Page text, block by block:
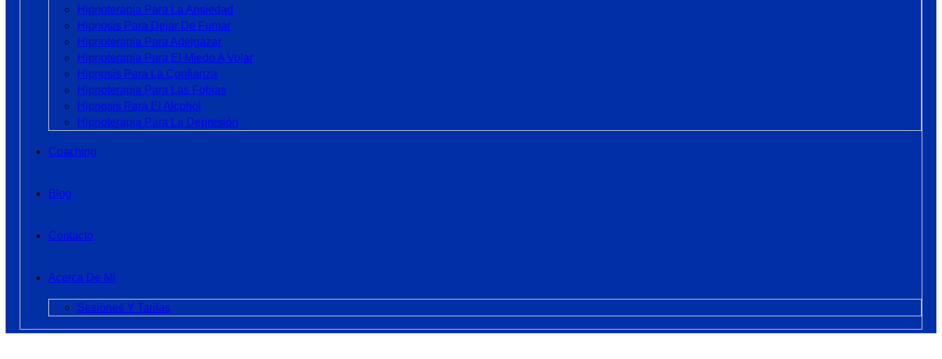
Hipnoterapia Para La Ansiedad
Hipnosis Para Dejar De Fumar
Hipnoterapia Para Adelgazar
Hipnoterapia Para El Miedo A Volar
Hipnosis Para La Confianza
Hipnoterapia Para Las Fobias
Hipnosis Para El Alcohol
Hipnoterapia Para La Depresión
Coaching
Blog
Contacto
Acerca De Mi
Sesiones Y Tarifas